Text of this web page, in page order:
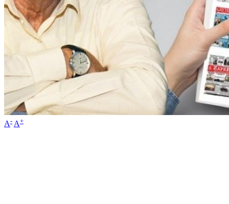
A- A+